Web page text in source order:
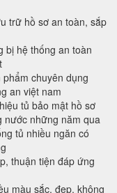
trữ hồ sơ an toàn, sắp
bị hệ thống an toàn
phẩm chuyên dụng
an việt nam
tủ bảo mật hồ sơ
nước những năm qua
tủ nhiều ngăn có
thuận tiện đáp ứng
màu sắc, đẹp, không